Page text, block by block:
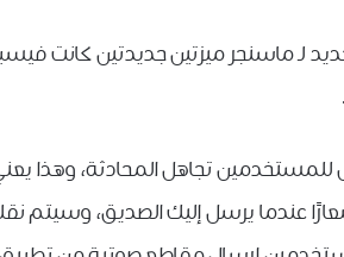
لـ ماسنجر ميزتين جديدتين كانت
للمستخدمين ﺗﺠﺎﻫﻞ المحادثة، ﻭﻫﺬﺍ
ﻋﻨﺪﻣﺎ ﻳﺮﺳﻞ ﺇﻟﻴﻚ ﺍﻟﺼﺪﻳﻖ، ﻭﺳﻴﺘﻢ